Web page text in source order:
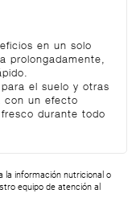
en un solo
prolongadamente,
el suelo y otras
con un efecto
durante todo
la información nutricional o
equipo de atención al